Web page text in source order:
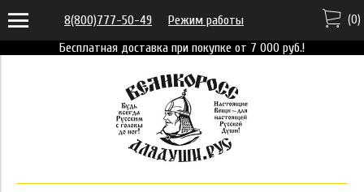
Бесплатная доставка при покупке от 7 000 руб.!
8(800)777-50-49 Режим работы (0)